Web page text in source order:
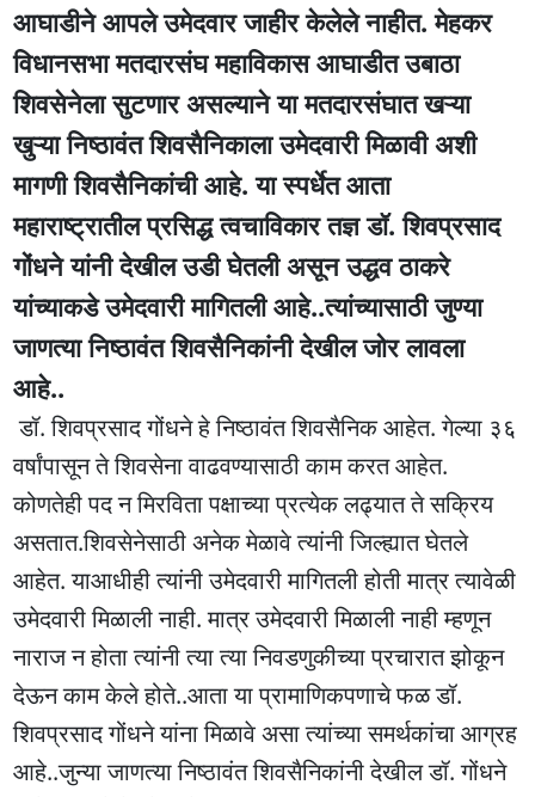
आघाडीने आपले उमेदवार जाहीर केलेले नाहीत. मेहकर
विधानसभा मतदारसंघ महाविकास आघाडीत उबाठा
शिवसेनेला सुटणार असल्याने या मतदारसंघात खऱ्या
खुऱ्या निष्ठावंत शिवसैनिकाला उमेदवारी मिळावी अशी
मागणी शिवसैनिकांची आहे. या स्पर्धेत आता
महाराष्ट्रातील प्रसिद्ध त्वचाविकार तज्ञ डॉ. शिवप्रसाद
गोंधने यांनी देखील उडी घेतली असून उद्धव ठाकरे
यांच्याकडे उमेदवारी मागितली आहे..त्यांच्यासाठी जुण्या
जाणत्या निष्ठावंत शिवसैनिकांनी देखील जोर लावला
आहे..
डॉ. शिवप्रसाद गोंधने हे निष्ठावंत शिवसैनिक आहेत. गेल्या ३६
वर्षांपासून ते शिवसेना वाढवण्यासाठी काम करत आहेत.
कोणतेही पद न मिरविता पक्षाच्या प्रत्येक लढ्यात ते सक्रिय
असतात.शिवसेनेसाठी अनेक मेळावे त्यांनी जिल्ह्यात घेतले
आहेत. याआधीही त्यांनी उमेदवारी मागितली होती मात्र त्यावेळी
उमेदवारी मिळाली नाही. मात्र उमेदवारी मिळाली नाही म्हणून
नाराज न होता त्यांनी त्या त्या निवडणुकीच्या प्रचारात झोकून
देऊन काम केले होते..आता या प्रामाणिकपणाचे फळ डॉ.
शिवप्रसाद गोंधने यांना मिळावे असा त्यांच्या समर्थकांचा आग्रह
आहे..जुन्या जाणत्या निष्ठावंत शिवसैनिकांनी देखील डॉ. गोंधने